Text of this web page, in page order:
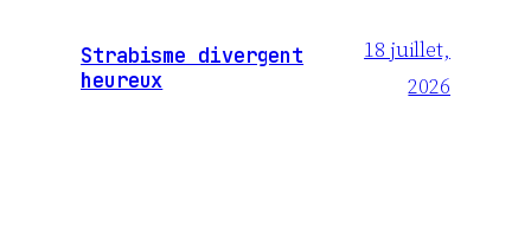
Strabisme divergent
heureux
18 juillet,
2026